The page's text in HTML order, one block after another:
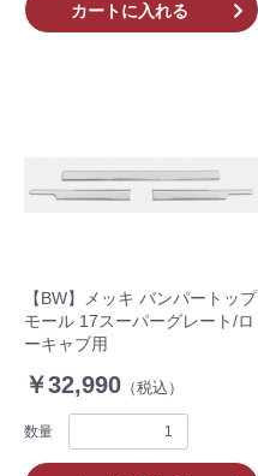
カートに入れる
【BW】メッキ バンパートップ
モール 17スーパーグレート/ロ
ーキャブ用
￥32,990 （税込）
数量